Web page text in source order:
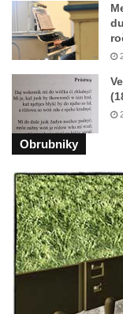
Libverda
Vyhlídka
Přebytek u Lázní
Vyhlídka
Lázních Libverda
Vyhlídka
sudu v Lázních
Vyhlídka
Lázní Libverda
Vyhlídka Ptačí
Slunečná brána
Schachtenstein
Obrubniky